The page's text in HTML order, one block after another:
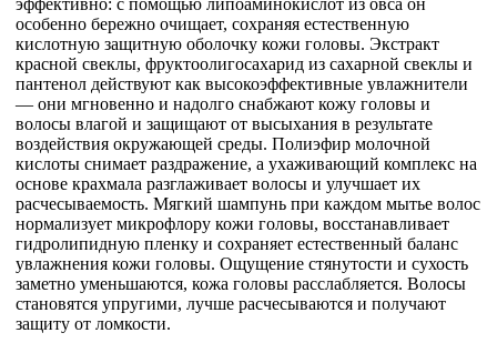
эффективно: с помощью липоаминокислот из овса он
особенно бережно очищает, сохраняя естественную
кислотную защитную оболочку кожи головы. Экстракт
красной свеклы, фруктоолигосахарид из сахарной свеклы и
пантенол действуют как высокоэффективные увлажнители
— они мгновенно и надолго снабжают кожу головы и
волосы влагой и защищают от высыхания в результате
воздействия окружающей среды. Полиэфир молочной
кислоты снимает раздражение, а ухаживающий комплекс на
основе крахмала разглаживает волосы и улучшает их
расчесываемость. Мягкий шампунь при каждом мытье волос
нормализует микрофлору кожи головы, восстанавливает
гидролипидную пленку и сохраняет естественный баланс
увлажнения кожи головы. Ощущение стянутости и сухость
заметно уменьшаются, кожа головы расслабляется. Волосы
становятся упругими, лучше расчесываются и получают
защиту от ломкости.